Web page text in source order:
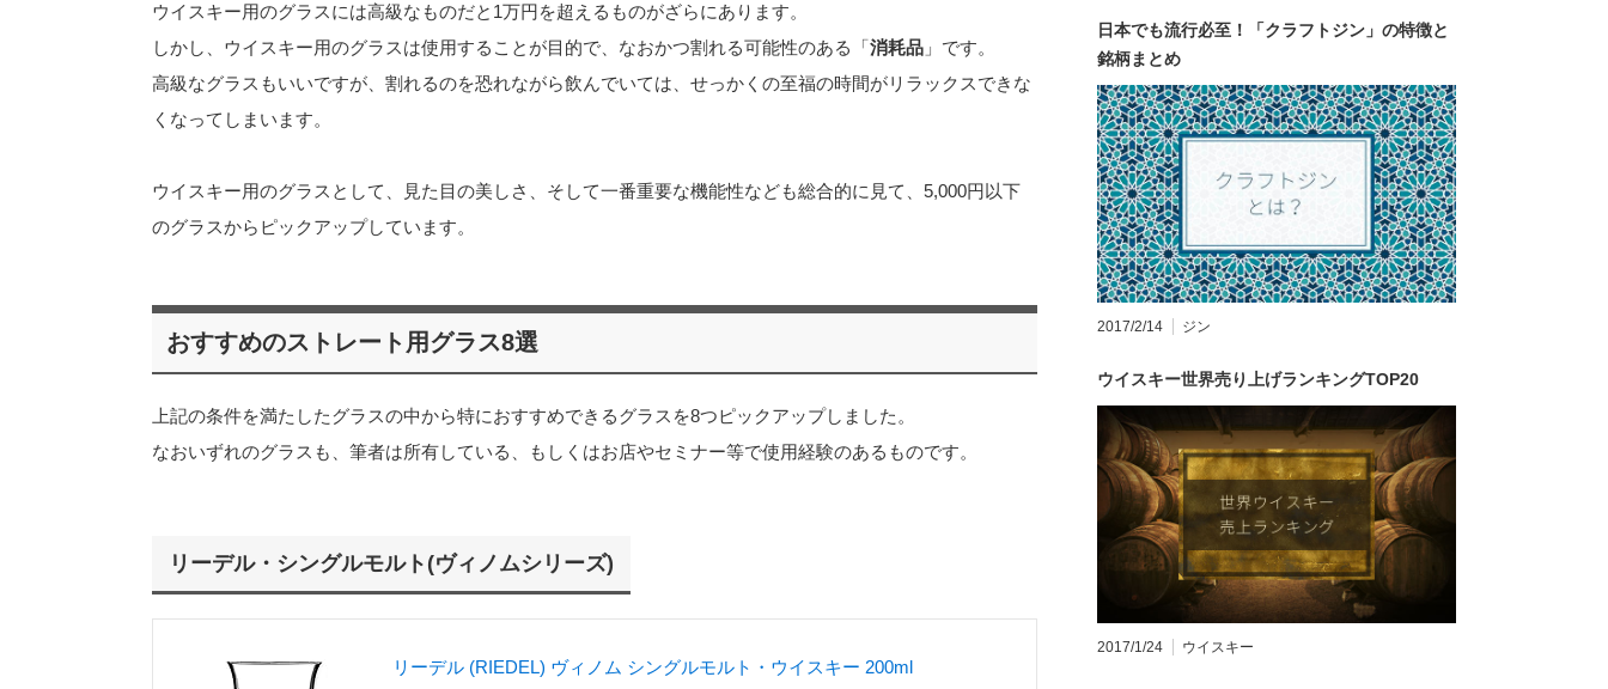
ウイスキー用のグラスには高級なものだと1万円を超えるものがざらにあります。
しかし、ウイスキー用のグラスは使用することが目的で、なおかつ割れる可能性のある「消耗品 」です。
高級なグラスもいいですが、割れるのを恐れながら飲んでいては、せっかくの至福の時間がリラックスできな
くなってしまいます。
ウイスキー用のグラスとして、見た目の美しさ、そして一番重要な機能性なども総合的に見て、5,000円以下
のグラスからピックアップしています。
おすすめのストレート用グラス8選
上記の条件を満たしたグラスの中から特におすすめできるグラスを8つピックアップしました。
なおいずれのグラスも、筆者は所有している、もしくはお店やセミナー等で使用経験のあるものです。
リーデル・シングルモルト(ヴィノムシリーズ)
リーデル (RIEDEL) ヴィノム シングルモルト・ウイスキー 200ml
日本でも流行必至！「クラフトジン」の特徴と
銘柄まとめ
2017/2/14 ジン
ウイスキー世界売り上げランキングTOP20
2017/1/24 ウイスキー